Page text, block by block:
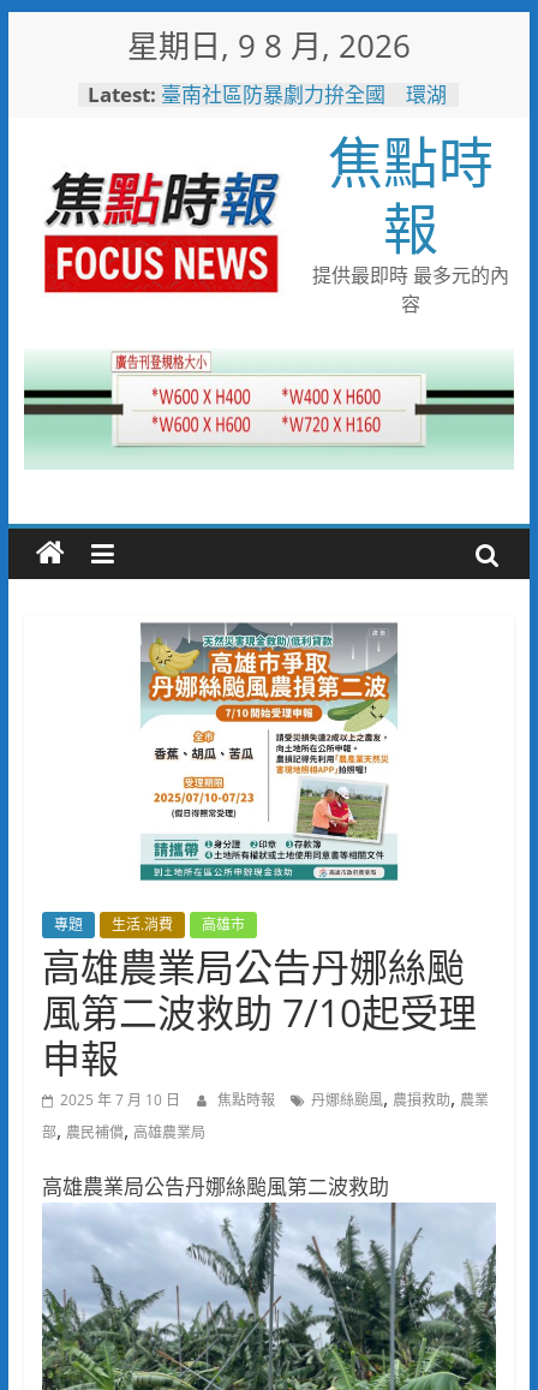
星期日, 9 8 月, 2026
Latest: 臺南社區防暴劇力拚全國 環湖
搭台灣好行低碳暢玩小琉球！大
鵬灣管理處推出暑假好康
高雄4,599件作品傳遞拒毒信
念 「2026港都反毒盃」用畫
筆打造兒童防毒力
498位大專青年返鄉 彰化暑期
工讀營隊結業
彰化縣運會6項10人破大會紀錄
焦點時
報
提供最即時 最多元的內
容
專題 生活.消費 高雄市
高雄農業局公告丹娜絲颱
風第二波救助 7/10起受理
申報
2025 年 7 月 10 日 焦點時報 丹娜絲颱風, 農損救助, 農業
部, 農民補償, 高雄農業局
高雄農業局公告丹娜絲颱風第二波救助